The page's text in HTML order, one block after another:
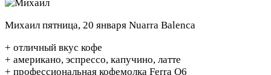
Михаил пятница, 20 января Nuarra Balenca
+ отличный вкус кофе
+ американо, эспрессо, капучино, латте
+ профессиональная кофемолка Ferra Q6